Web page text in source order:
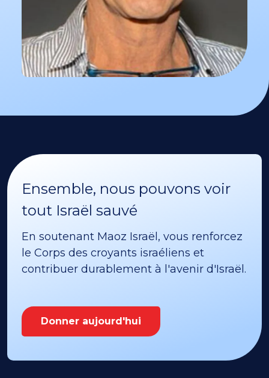
Ensemble, nous pouvons voir
tout Israël sauvé
En soutenant Maoz Israël, vous renforcez
le Corps des croyants israéliens et
contribuer durablement à l'avenir d'Israël.
Donner aujourd'hui